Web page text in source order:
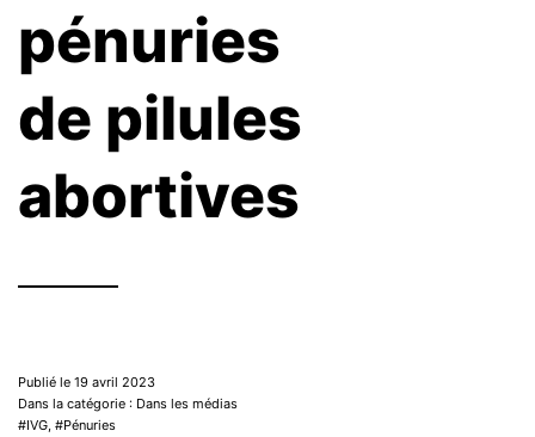
pénuries
de pilules
abortives
Publié le 19 avril 2023
Dans la catégorie : Dans les médias
IVG
Pénuries